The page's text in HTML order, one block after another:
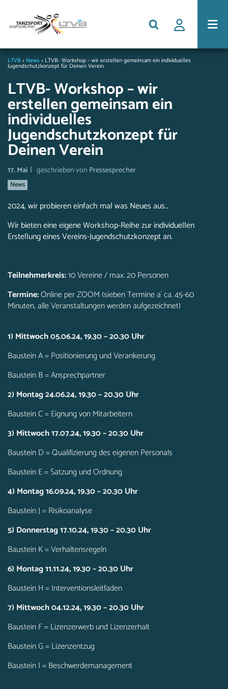
LTVB> News> LTVB- Workshop – wir erstellen gemeinsam ein individuelles
Jugendschutzkonzept für Deinen Verein
LTVB- Workshop – wir
erstellen gemeinsam ein
individuelles
Jugendschutzkonzept für
Deinen Verein
17. Mai | geschrieben von Pressesprecher
News
2024, wir probieren einfach mal was Neues aus…
Wir bieten eine eigene Workshop-Reihe zur individuellen
Erstellung eines Vereins-Jugendschutzkonzept an.
Teilnehmerkreis:10 Vereine / max. 20 Personen
Termine:Online per ZOOM (sieben Termine a´ ca. 45-60
Minuten, alle Veranstaltungen werden aufgezeichnet)
1) Mittwoch 05.06.24, 19.30 – 20.30 Uhr
Baustein A = Positionierung und Verankerung
Baustein B = Ansprechpartner
2) Montag 24.06.24, 19.30 – 20.30 Uhr
Baustein C = Eignung von Mitarbeitern
3) Mittwoch 17.07.24, 19.30 – 20.30 Uhr
Baustein D = Qualifizierung des eigenen Personals
Baustein E = Satzung und Ordnung
4) Montag 16.09.24, 19.30 – 20.30 Uhr
Baustein J = Risikoanalyse
5) Donnerstag 17.10.24, 19.30 – 20.30 Uhr
Baustein K = Verhaltensregeln
6) Montag 11.11.24, 19.30 – 20.30 Uhr
Baustein H = Interventionsleitfaden
7) Mittwoch 04.12.24, 19.30 – 20.30 Uhr
Baustein F = Lizenzerwerb und Lizenzerhalt
Baustein G = Lizenzentzug
Baustein I = Beschwerdemanagement